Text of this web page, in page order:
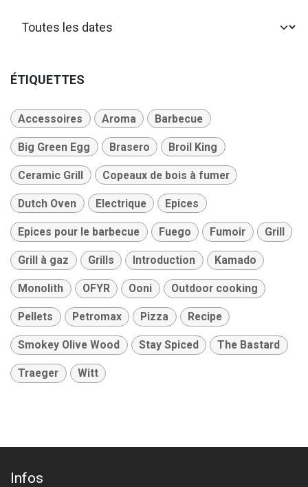
ÉTIQUETTES
Accessoires Aroma Barbecue
Big Green Egg Brasero Broil King
Ceramic Grill Copeaux de bois à fumer
Dutch Oven Electrique Epices
Epices pour le barbecue Fuego Fumoir Grill
Grill à gaz Grills Introduction Kamado
Monolith OFYR Ooni Outdoor cooking
Pellets Petromax Pizza Recipe
Smokey Olive Wood Stay Spiced The Bastard
Traeger Witt
Infos